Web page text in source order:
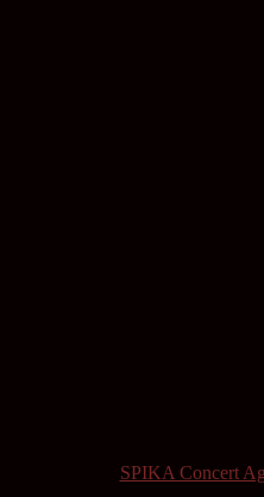
SPIKA Concert